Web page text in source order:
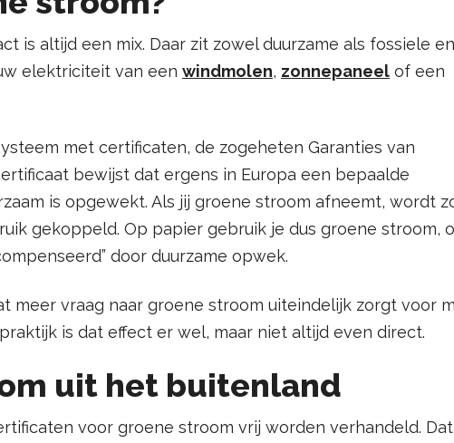
is altijd een mix. Daar zit zowel duurzame als fossiele
elektriciteit van een windmolen, zonnepaneelof een
met certificaten, de zogeheten Garanties van
certificaat bewijst dat ergens in Europa een bepaalde
is opgewekt. Als jij groene stroom afneemt, wordt
gekoppeld. Op papier gebruik je dus groene stroom,
door duurzame opwek.
meer vraag naar groene stroom uiteindelijk zorgt voor
is dat effect er wel, maar niet altijd even direct.
uit het buitenland
voor groene stroom vrij worden verhandeld. Dat